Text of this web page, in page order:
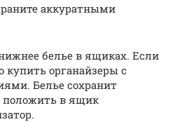
аккуратными
белье в ящиках. Если
органайзеры с
Белье сохранит
положить в ящик